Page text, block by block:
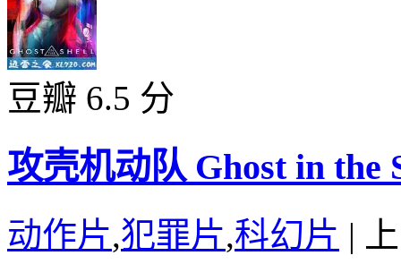
豆瓣 6.5 分
攻壳机动队 Ghost in the
动作片,犯罪片,科幻片 |